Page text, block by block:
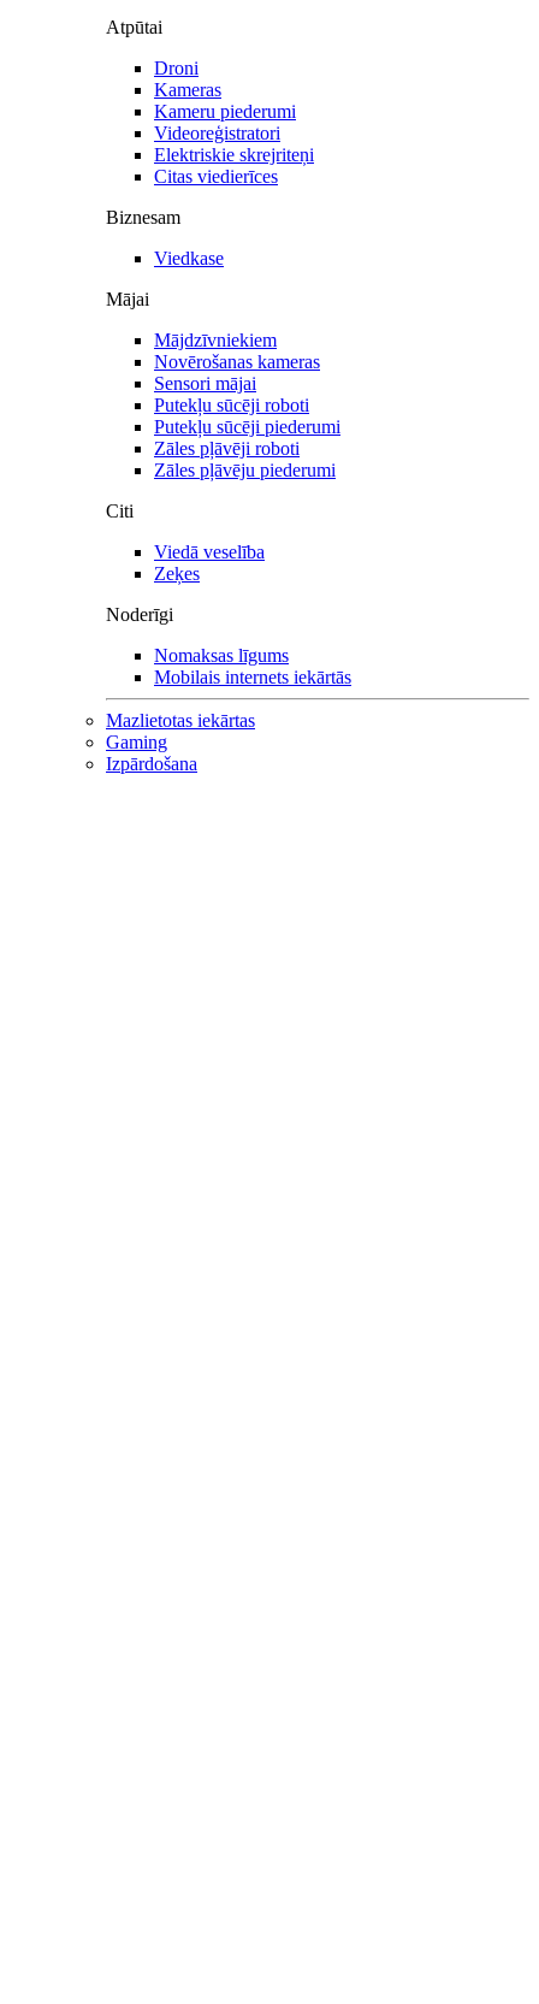
Atpūtai
Droni
Kameras
Kameru piederumi
Videoreģistratori
Elektriskie skrejriteņi
Citas viedierīces
Biznesam
Viedkase
Mājai
Mājdzīvniekiem
Novērošanas kameras
Sensori mājai
Putekļu sūcēji roboti
Putekļu sūcēji piederumi
Zāles pļāvēji roboti
Zāles pļāvēju piederumi
Citi
Viedā veselība
Zeķes
Noderīgi
Nomaksas līgums
Mobilais internets iekārtās
Mazlietotas iekārtas
Gaming
Izpārdošana